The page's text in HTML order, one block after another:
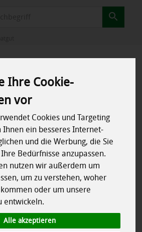
Ihre Cookie-
vor
Cookies und Targeting
Ihnen ein besseres Internet-
und die Werbung, die Sie
Bedürfnisse anzupassen.
nutzen wir außerdem um
um zu verstehen, woher
oder um unsere
entwickeln.
Alle akzeptieren